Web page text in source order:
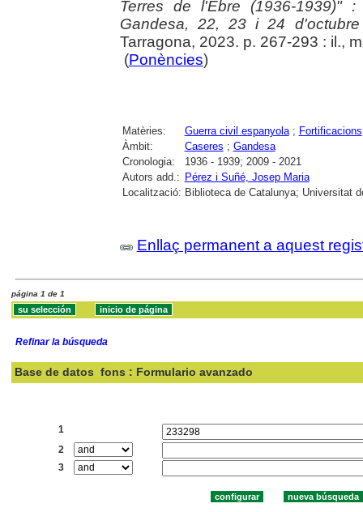
Terres de l'Ebre (1936-1939)"
Gandesa, 22, 23 i 24
Tarragona, 2023. p. 267-293 : il.,
(Ponències)
Matèries: Guerra civil espanyola; Fortificacions
Àmbit:
Caseres ; Gandesa
Cronologia:
1936 - 1939; 2009 - 2021
Autors add.: Pérez i Suñé, Josep Maria
Localització: Biblioteca de Catalunya; Universitat
Enllaç permanent a aquest
página 1 de 1
Refinar la búsqueda
Base de datos fons : Formulario avanzado
1
2
3